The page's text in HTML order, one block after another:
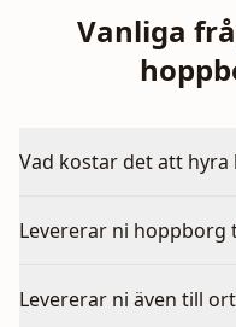
Vanliga
Vad kostar det att
Levererar ni hoppborg
Levererar ni även till